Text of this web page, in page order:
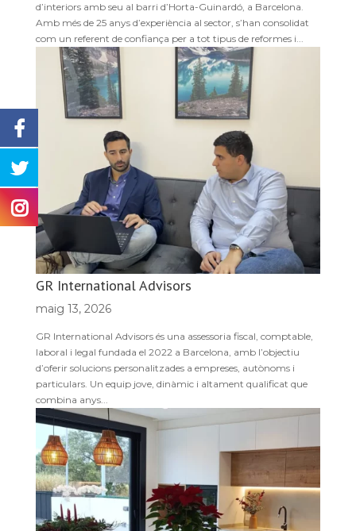
d’interiors amb seu al barri d’Horta-Guinardó, a Barcelona.
Amb més de 25 anys d’experiència al sector, s’han consolidat
com un referent de confiança per a tot tipus de reformes i...
GR International Advisors
maig 13, 2026
GR International Advisors és una assessoria fiscal, comptable,
laboral i legal fundada el 2022 a Barcelona, amb l’objectiu
d’oferir solucions personalitzades a empreses, autònoms i
particulars. Un equip jove, dinàmic i altament qualificat que
combina anys...